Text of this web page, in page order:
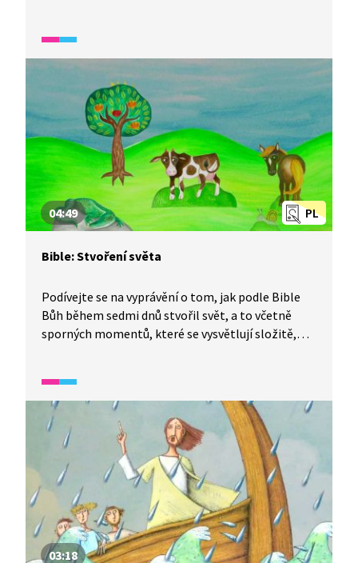
může Bibli číst v jazyce, kterému rozumějí.
PL
04:49
Bible: Stvoření světa
Podívejte se na vyprávění o tom, jak podle Bible
Bůh během sedmi dnů stvořil svět, a to včetně
sporných momentů, které se vysvětlují složitě,
03:18